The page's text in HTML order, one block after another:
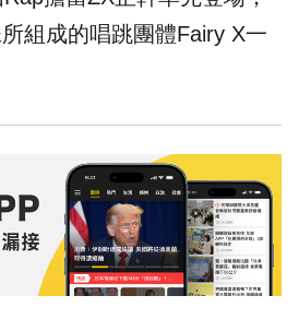
組成的唱跳團體Fairy X一